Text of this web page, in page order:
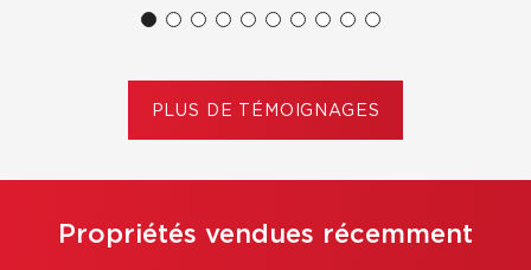
PLUS DE TÉMOIGNAGES
Propriétés vendues récemment